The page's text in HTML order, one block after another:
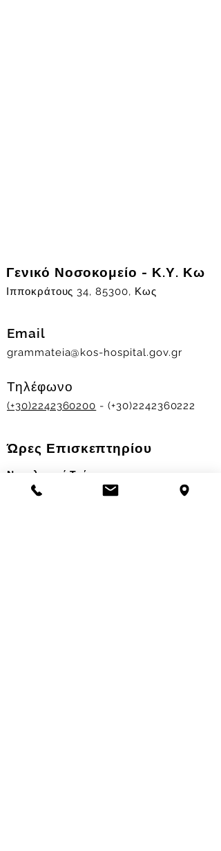
Γενικό Νοσοκομείο - Κ.Υ. Κω
Ιπποκράτους 34, 85300, Κως
Email
grammateia@kos-hospital.gov.gr
Τηλέφωνο
(+30)2242360200 - (+30)2242360222
Ώρες Επισκεπτηρίου
Νοσηλευτικά Τμήματα
Χειμερινό ωράριο: 11.00-13.00
17.30-19.30